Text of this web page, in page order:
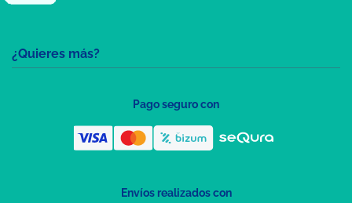
¿Quieres más?
Pago seguro con
Envíos realizados con